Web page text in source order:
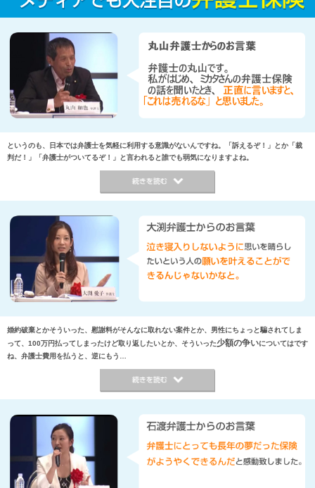
というのも、日本では弁護士を気軽に利用する意識がないんですね。「訴えるぞ！」とか「裁
判だ！」「弁護士がついてるぞ！」と言われると誰でも弱気になりますよね。
婚約破棄とかそういった、慰謝料がそんなに取れない案件とか、男性にちょっと騙されてしま
って、100万円払ってしまったけど取り返したいとか、そういった少額の争いについてはです
ね、弁護士費用を払うと、逆にもう…